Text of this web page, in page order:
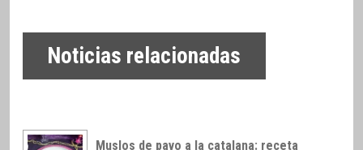
Noticias relacionadas
Muslos de pavo a la catalana: receta